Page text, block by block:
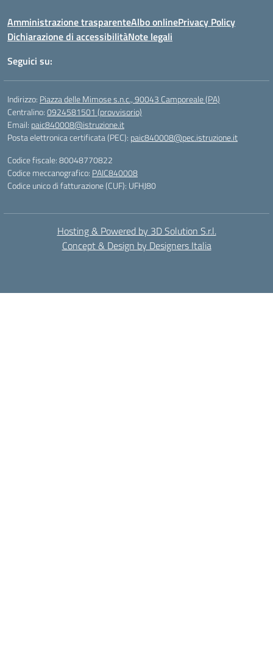
Amministrazione trasparenteAlbo onlinePrivacy Policy
Dichiarazione di accessibilitàNote legali
Seguici su:
Indirizzo: Piazza delle Mimose s.n.c., 90043 Camporeale (PA)
Centralino:0924581501 (provvisorio)
Email: paic840008@istruzione.it
Posta elettronica certificata (PEC): paic840008@pec.istruzione.it
Codice fiscale: 80048770822
Codice meccanografico: PAIC840008
Codice unico di fatturazione (CUF): UFHJ80
Hosting & Powered by 3D Solution S.r.l.
Concept & Design by Designers Italia